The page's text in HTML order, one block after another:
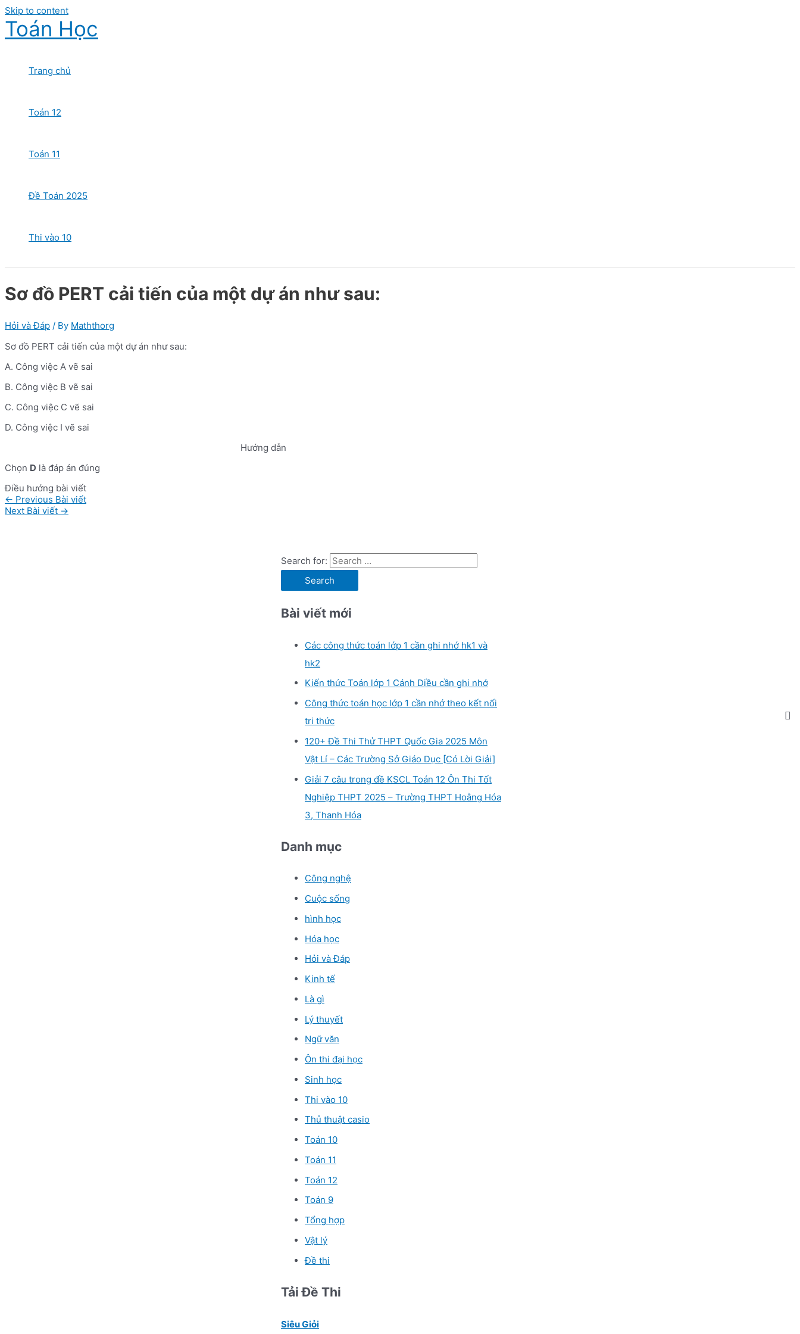
Skip to content
Toán Học
Trang chủ
Toán 12
Toán 11
Đề Toán 2025
Thi vào 10
Sơ đồ PERT cải tiến của một dự án như sau:
Hỏi và Đáp / By Maththorg
Sơ đồ PERT cải tiến của một dự án như sau:
A. Công việc A vẽ sai
B. Công việc B vẽ sai
C. Công việc C vẽ sai
D. Công việc I vẽ sai
Hướng dẫn
Chọn D là đáp án đúng
Điều hướng bài viết
← Previous Bài viết
Next Bài viết →
Search for:
Bài viết mới
Các công thức toán lớp 1 cần ghi nhớ hk1 và
hk2
Kiến thức Toán lớp 1 Cánh Diều cần ghi nhớ
Công thức toán học lớp 1 cần nhớ theo kết nối
tri thức
120+ Đề Thi Thử THPT Quốc Gia 2025 Môn
Vật Lí – Các Trường Sở Giáo Dục [Có Lời Giải]
Giải 7 câu trong đề KSCL Toán 12 Ôn Thi Tốt
Nghiệp THPT 2025 – Trường THPT Hoằng Hóa
3, Thanh Hóa
Danh mục
Công nghệ
Cuộc sống
hình học
Hóa học
Hỏi và Đáp
Kinh tế
Là gì
Lý thuyết
Ngữ văn
Ôn thi đại học
Sinh học
Thi vào 10
Thủ thuật casio
Toán 10
Toán 11
Toán 12
Toán 9
Tổng hợp
Vật lý
Đề thi
Tải Đề Thi
Siêu Giỏi